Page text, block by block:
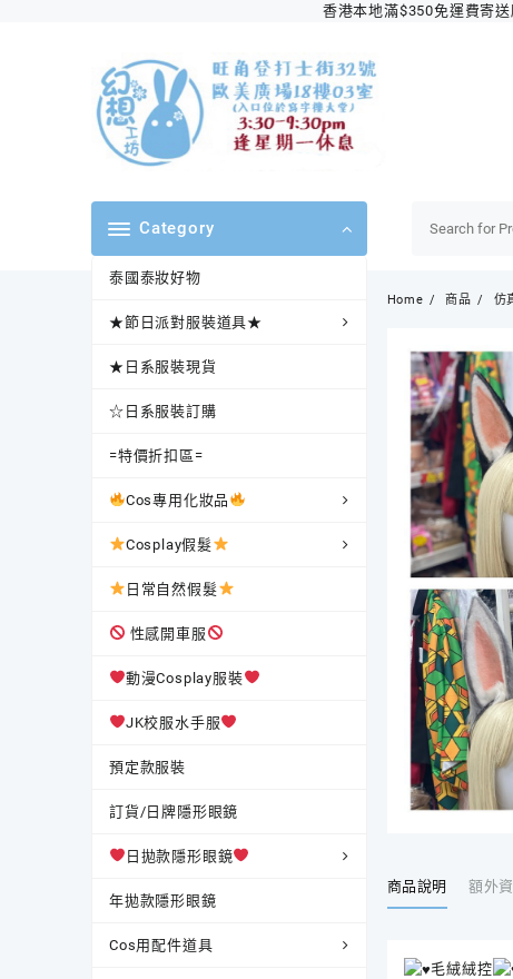
香港本地滿$350免運費寄
Category
泰國泰妝好物
★節日派對服裝道具★
★日系服裝現貨
☆日系服裝訂購
=特價折扣區=
Cos專用化妝品
Cosplay假髮
日常自然假髮
性感開車服
動漫Cosplay服裝
JK校服水手服
預定款服裝
訂貨/日牌隱形眼鏡
日拋款隱形眼鏡
年拋款隱形眼鏡
Cos用配件道具
Home 商品 仿
商品說明 額外
毛絨絨控